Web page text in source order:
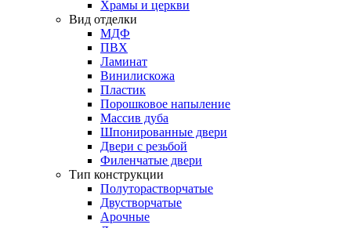
Храмы и церкви
Вид отделки
МДФ
ПВХ
Ламинат
Винилискожа
Пластик
Порошковое напыление
Массив дуба
Шпонированные двери
Двери с резьбой
Филенчатые двери
Тип конструкции
Полуторастворчатые
Двустворчатые
Арочные